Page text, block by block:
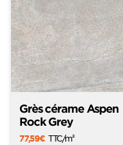
Grès cérame Aspen
Rock Grey
77,59€ TTC/m2